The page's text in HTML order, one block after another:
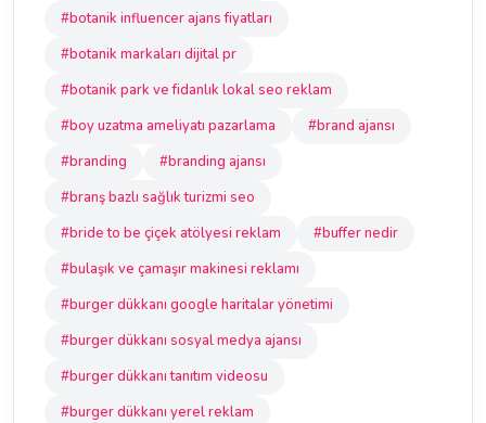
#botanik influencer ajans fiyatları
#botanik markaları dijital pr
#botanik park ve fidanlık lokal seo reklam
#boy uzatma ameliyatı pazarlama
#brand ajansı
#branding
#branding ajansı
#branş bazlı sağlık turizmi seo
#bride to be çiçek atölyesi reklam
#buffer nedir
#bulaşık ve çamaşır makinesi reklamı
#burger dükkanı google haritalar yönetimi
#burger dükkanı sosyal medya ajansı
#burger dükkanı tanıtım videosu
#burger dükkanı yerel reklam